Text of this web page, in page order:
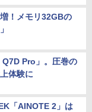
！メモリ32GBの
Pro」。圧巻の
体験に
「AINOTE 2」は